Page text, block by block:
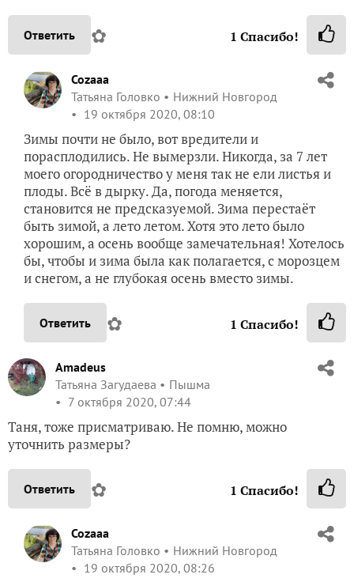
Ответить ✿ 1 Спасибо!
Cozaaa
Татьяна Головко
Нижний Новгород
19 октября 2020, 08:10
Зимы почти не было, вот вредители и
порасплодились. Не вымерзли. Никогда, за 7 лет
моего огородничество у меня так не ели листья и
плоды. Всё в дырку. Да, погода меняется,
становится не предсказуемой. Зима перестаёт
быть зимой, а лето летом. Хотя это лето было
хорошим, а осень вообще замечательная! Хотелось
бы, чтобы и зима была как полагается, с морозцем
и снегом, а не глубокая осень вместо зимы.
Ответить ✿ 1 Спасибо!
Amadeus
Татьяна Загудаева
Пышма
7 октября 2020, 07:44
Таня, тоже присматриваю. Не помню, можно
уточнить размеры?
Ответить ✿ 1 Спасибо!
Cozaaa
Татьяна Головко
Нижний Новгород
19 октября 2020, 08:26